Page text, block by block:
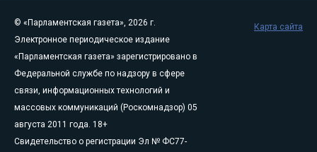
© «Парламентская газета», 2026 г.
Электронное периодическое издание
«Парламентская газета» зарегистрировано в
Федеральной службе по надзору в сфере
связи, информационных технологий и
массовых коммуникаций (Роскомнадзор) 05
августа 2011 года. 18+
Свидетельство о регистрации Эл № ФС77-
Карта сайта